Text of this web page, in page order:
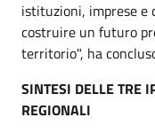
istituzioni, imprese e
costruire un futuro
territorio", ha
SINTESI DELLE TRE
REGIONALI